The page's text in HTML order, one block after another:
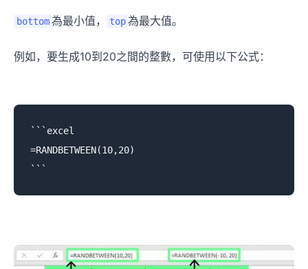
bottom 為最小值， top 為最大值。
例如，要生成10到20之間的整數，可使用以下公式：
```excel
=RANDBETWEEN(10,20)